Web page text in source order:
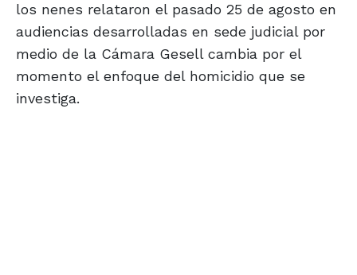
los nenes relataron el pasado 25 de agosto en
audiencias desarrolladas en sede judicial por
medio de la Cámara Gesell cambia por el
momento el enfoque del homicidio que se
investiga.